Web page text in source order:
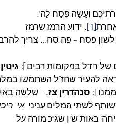
וְעָשָׂה פֶסַח לַה’.
[1]
. ידוע הרמז שרמז
לשון פסח – פה סח… צריך
של חז”ל במקומות רבים]:
להעיר שחז”ל השתמשו
סנהדרין צז. – שלשה
לשתי המלים עניני אי-
באות שֹין שג”כ מורה על